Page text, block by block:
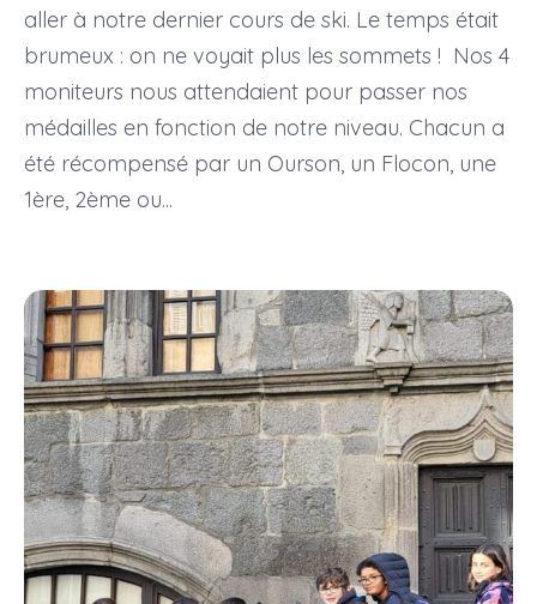
aller à notre dernier cours de ski. Le temps était
brumeux : on ne voyait plus les sommets ! Nos 4
moniteurs nous attendaient pour passer nos
médailles en fonction de notre niveau. Chacun a
été récompensé par un Ourson, un Flocon, une
1ère, 2ème ou...